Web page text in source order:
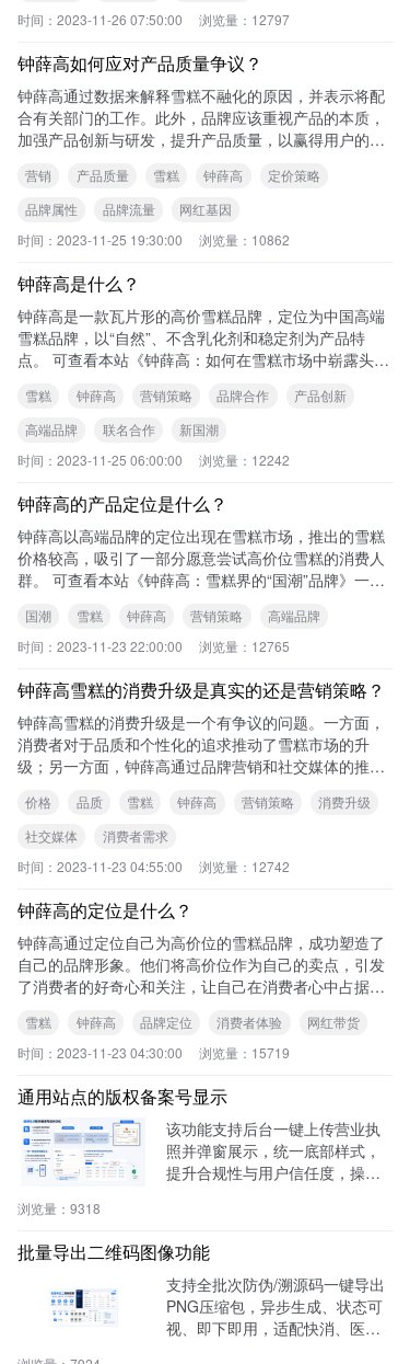
时间： 2023-11-26 07:50:00 浏览量： 12797
钟薛高如何应对产品质量争议？
钟薛高通过数据来解释雪糕不融化的原因，并表示将配
合有关部门的工作。此外，品牌应该重视产品的本质，
加强产品创新与研发，提升产品质量，以赢得用户的信
品
营销 产品质量 雪糕 钟薛高
定价策略
品牌属性
品牌流量
网红基因
时间： 2023-11-25 19:30:00 浏览量： 10862
钟薛高是什么？
钟薛高是一款瓦片形的高价雪糕品牌，定位为中国高端
雪糕品牌，以“自然”、不含乳化剂和稳定剂为产品特
点。 可查看本站《钟薛高：如何在雪糕市场中崭露头
雪糕 钟薛高 营销策略 品牌合作
产品创新
高端品牌
联名合作
新国潮
时间： 2023-11-25 06:00:00 浏览量： 12242
钟薛高的产品定位是什么？
钟薛高以高端品牌的定位出现在雪糕市场，推出的雪糕
价格较高，吸引了一部分愿意尝试高价位雪糕的消费人
群。 可查看本站《钟薛高：雪糕界的“国潮”品牌》一文
国潮 雪糕 钟薛高 营销策略
高端品牌
时间： 2023-11-23 22:00:00 浏览量： 12765
钟薛高雪糕的消费升级是真实的还是营销策略？
钟薛高雪糕的消费升级是一个有争议的问题。一方面，
消费者对于品质和个性化的追求推动了雪糕市场的升
级；另一方面，钟薛高通过品牌营销和社交媒体的推
产生了
价格 品质 雪糕 钟薛高 营销策略
消费升级
社交媒体
消费者需求
时间： 2023-11-23 04:55:00 浏览量： 12742
钟薛高的定位是什么？
钟薛高通过定位自己为高价位的雪糕品牌，成功塑造了
自己的品牌形象。他们将高价位作为自己的卖点，引发
了消费者的好奇心和关注，让自己在消费者心中占据了
雪糕 钟薛高 品牌定位 消费者体验
网红带货
时间： 2023-11-23 04:30:00 浏览量： 15719
通用站点的版权备案号显示
该功能支持后台一键上传营业执
照并弹窗展示，统一底部样式，
提升合规性与用户信任度，操作
浏览量： 9318
批量导出二维码图像功能
支持全批次防伪/溯源码一键导出
PNG压缩包，异步生成、状态可
视、即下即用，适配快消、医